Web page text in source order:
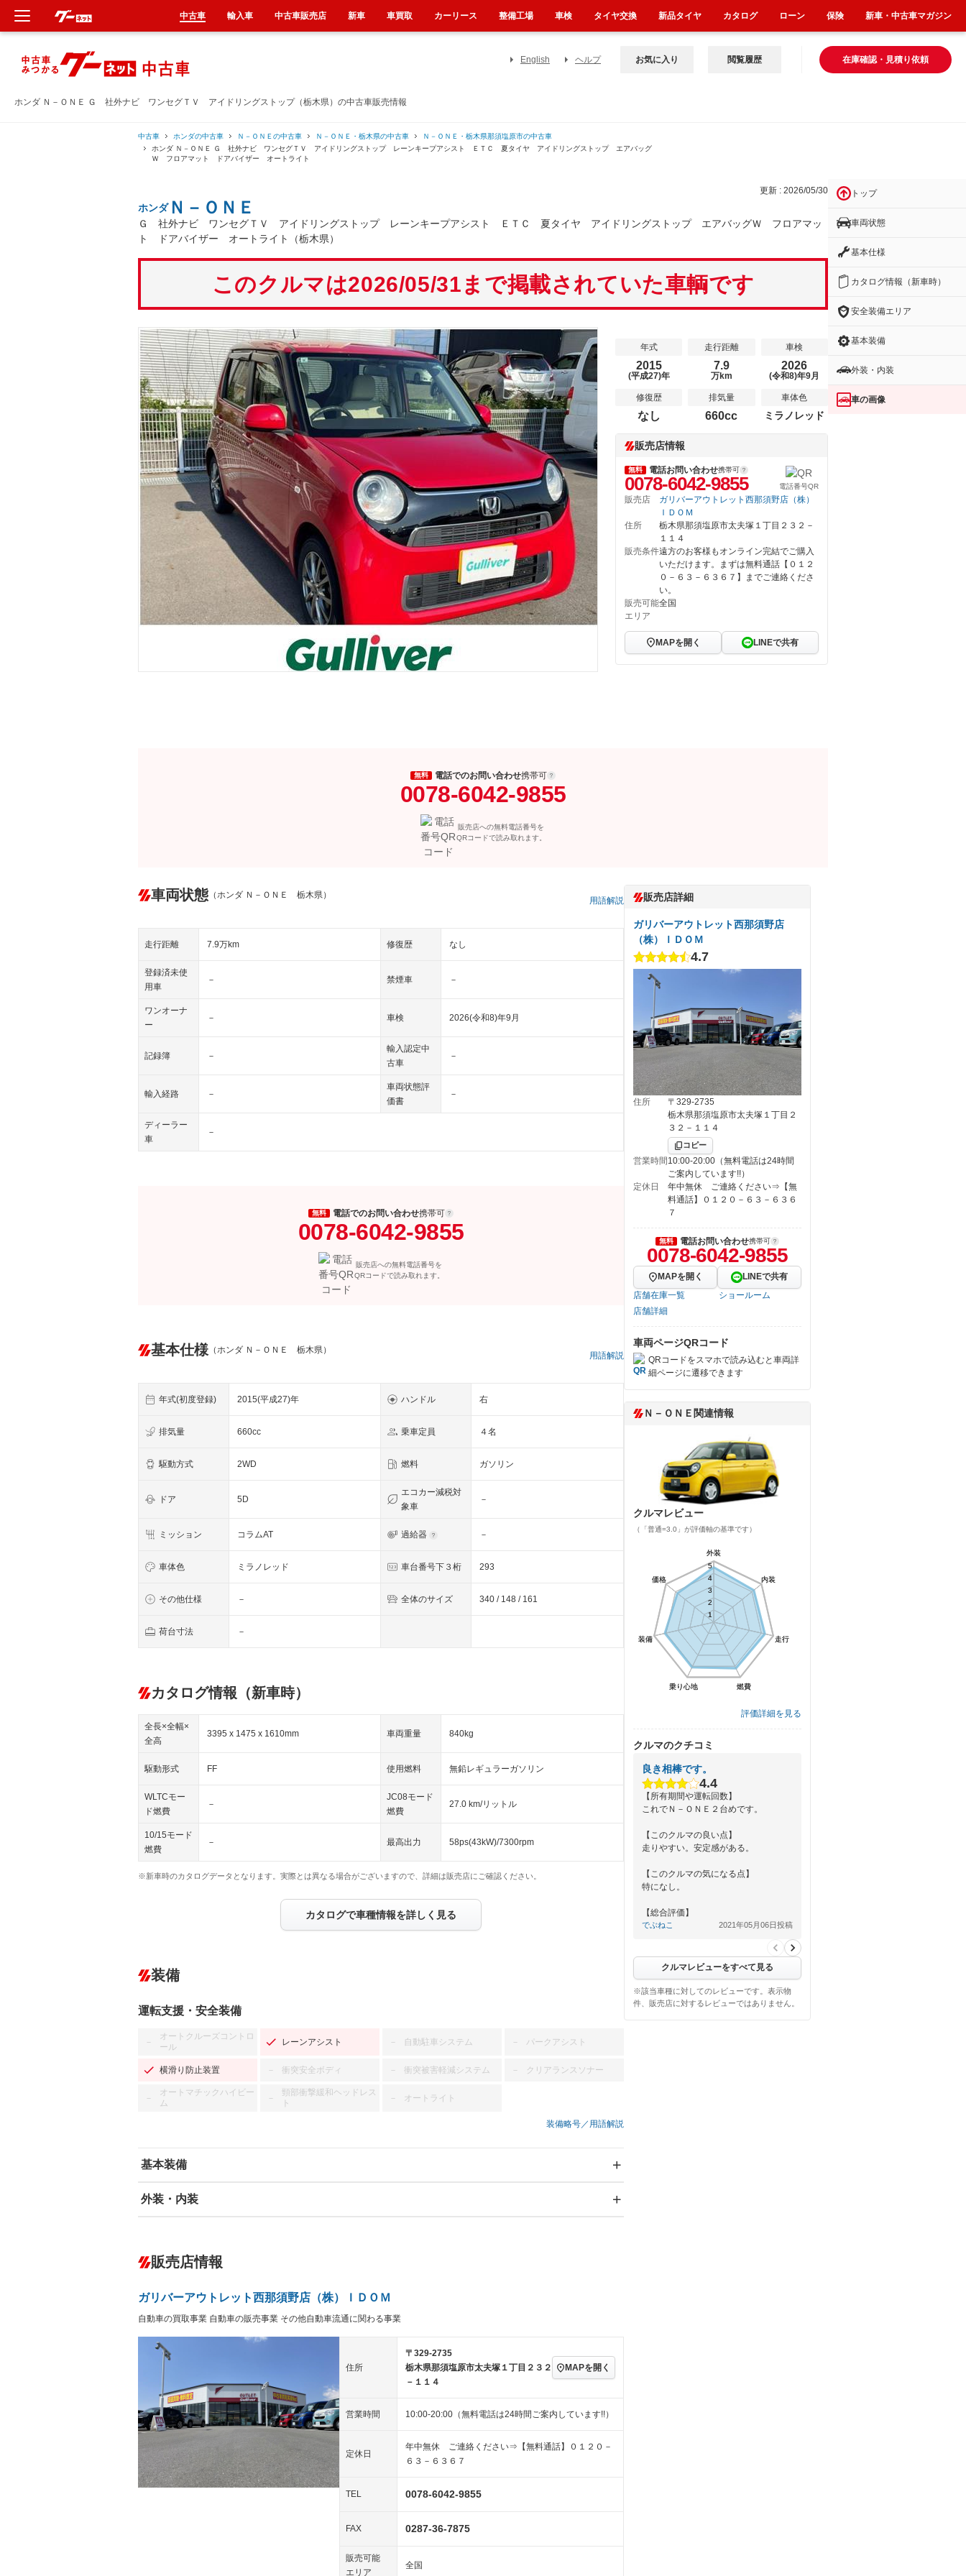
ホンダ Ｎ－ＯＮＥ Ｇ 社外ナビ ワンセグＴＶ アイドリングストップ（栃木県）の中古車販売情報
English ヘルプ 在庫確認・見積り依頼
お気に入り 閲覧履歴
中古車 ホンダの中古車 Ｎ－ＯＮＥの中古車 Ｎ－ＯＮＥ・栃木県の中古車
Ｎ－ＯＮＥ・栃木県那須塩原市の中古車
ホンダ Ｎ－ＯＮＥ Ｇ 社外ナビ ワンセグＴＶ アイドリングストップ レーンキープアシスト ＥＴＣ 夏タイヤ アイドリングストップ エアバッグ
Ｗ フロアマット ドアバイザー オートライト
更新 : 2026/05/30
ホンダＮ－ＯＮＥ
Ｇ 社外ナビ ワンセグＴＶ アイドリングストップ レーンキープアシスト ＥＴＣ 夏タイヤ アイドリングストップ エアバッグＷ フロアマッ
ト ドアバイザー オートライト（栃木県）
このクルマは2026/05/31まで掲載されていた車輌です
年式
2015
(平成27)年
走行距離
7.9
万km
車検
2026
(令和8)年9月
修復歴
なし
排気量
660cc
車体色
ミラノレッド
販売店情報
無料 電話お問い合わせ携帯可
0078-6042-9855 電話番号QR
販売店
ガリバーアウトレット西那須野店（株）
ＩＤＯＭ
住所
栃木県那須塩原市太夫塚１丁目２３２－
１１４
販売条件遠方のお客様もオンライン完結でご購入
いただけます。まずは無料通話【０１２
０－６３－６３６７】までご連絡くださ
い。
販売可能
エリア
全国
MAPを開く LINEで共有
無料 電話でのお問い合わせ携帯可
0078-6042-9855
販売店への無料電話番号を
QRコードで読み取れます。
車両状態 （ホンダ Ｎ－ＯＮＥ 栃木県）
用語解説
走行距離 7.9万km 修復歴 なし
登録済未使
用車
－ 禁煙車 －
ワンオーナ
ー
－ 車検 2026(令和8)年9月
記録簿 －
輸入認定中
古車
－
輸入経路 －
車両状態評
価書
－
ディーラー
車
－
無料 電話でのお問い合わせ携帯可
0078-6042-9855
販売店への無料電話番号を
QRコードで読み取れます。
基本仕様 （ホンダ Ｎ－ＯＮＥ 栃木県）
用語解説
年式(初度登録) 2015(平成27)年 ハンドル 右
排気量 660cc 乗車定員 ４名
駆動方式 2WD 燃料 ガソリン
ドア 5D
エコカー減税対
象車
－
ミッション コラムAT 過給器 －
車体色 ミラノレッド 車台番号下３桁 293
その他仕様 － 全体のサイズ 340 / 148 / 161
荷台寸法 －
カタログ情報（新車時）
全長×全幅×
全高
3395 x 1475 x 1610mm 車両重量 840kg
駆動形式 FF 使用燃料 無鉛レギュラーガソリン
WLTCモー
ド燃費
－
JC08モード
燃費
27.0 km/リットル
10/15モード
燃費
－ 最高出力 58ps(43kW)/7300rpm
※新車時のカタログデータとなります。実際とは異なる場合がございますので、詳細は販売店にご確認ください。
カタログで車種情報を詳しく見る
装備
運転支援・安全装備
－
オートクルーズコントロ
ール
レーンアシスト － 自動駐車システム － パークアシスト
横滑り防止装置 － 衝突安全ボディ － 衝突被害軽減システム － クリアランスソナー
－
オートマチックハイビー
ム
－
頸部衝撃緩和ヘッドレス
ト
－ オートライト
装備略号／用語解説
基本装備
エアバッグ：運転席/助手席
－ ダウンヒルアシストコントロール
Bluetooth接続 － 100V電源
装備略号／用語解説
外装・内装
－ オーディオ
－
ー
－ 革シート －
－ LEDヘッドランプ － HID(キセノンライト) －
ETC スマートキー
ランフラットタイヤ 3列シート ベンチシート
フルフラットシート － チップアップシート
－ シートヒーター － ウォークスルー
フロントカメラ － シートエアコン 全周囲カメラ サイドカメラ
－ ルーフレール － エアサスペンション
販売店情報
ガリバーアウトレット西那須野店（株）ＩＤＯＭ
自動車の買取事業 自動車の販売事業 その他自動車流通に関わる事業
住所
〒329-2735
栃木県那須塩原市太夫塚１丁目２３２
－１１４
MAPを開く
営業時間 10:00-20:00（無料電話は24時間ご案内しています!!）
定休日
年中無休 ご連絡ください⇒【無料通話】０１２０－
６３－６３６７
TEL 0078-6042-9855
FAX 0287-36-7875
販売可能
エリア
全国
販売店詳細
ガリバーアウトレット西那須野店
（株）ＩＤＯＭ
4.7
住所
〒329-2735
栃木県那須塩原市太夫塚１丁目２
３２－１１４
コピー
営業時間10:00-20:00（無料電話は24時間
ご案内しています!!）
定休日
年中無休 ご連絡ください⇒【無
料通話】０１２０－６３－６３６
７
無料 電話お問い合わせ携帯可
0078-6042-9855
MAPを開く
LINEで共有
店舗在庫一覧
ショールーム
店舗詳細
車両ページQRコード
QRコードをスマホで読み込むと車両詳
細ページに遷移できます
Ｎ－ＯＮＥ関連情報
クルマレビュー
（「普通=3.0」が評価軸の基準です）
外装
内装
走行
燃費
乗り心地
装備
価格
1
2
3
4
5
外装
内装
走行
燃費
乗り心地
装備
価格
1
2
3
4
5
評価詳細を見る
クルマのクチコミ
良き相棒です。
4.4
【所有期間や運転回数】
これでＮ－ＯＮＥ２台めです。
【このクルマの良い点】
走りやすい。安定感がある。
【このクルマの気になる点】
特になし。
【総合評価】
いい車です。
でぶねこ 2021年05月06日投稿
クルマレビューをすべて見る
※該当車種に対してのレビューです。表示物
件、販売店に対するレビューではありません。
トップ
車両状態
基本仕様
カタログ情報（新車時）
安全装備エリア
基本装備
外装・内装
車の画像
中古車 輸入車 中古車販売店 新車 車買取 カーリース 整備工場 車検 タイヤ交換 新品タイヤ カタログ ローン 保険 新車・中古車マガジン
新車
中古車